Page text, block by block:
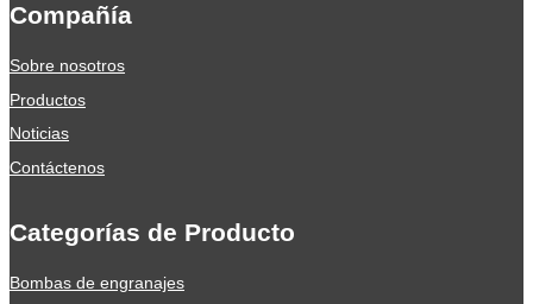
Compañía
Sobre nosotros
Productos
Noticias
Contáctenos
Categorías de Producto
Bombas de engranajes